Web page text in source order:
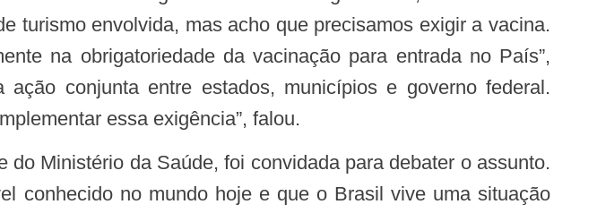
turismo envolvida, mas acho que precisamos exigir a vacina.
na obrigatoriedade da vacinação para entrada no País”,
conjunta entre estados, municípios e governo federal.
essa exigência”, falou.
conhecido no mundo hoje e que o Brasil vive uma situação